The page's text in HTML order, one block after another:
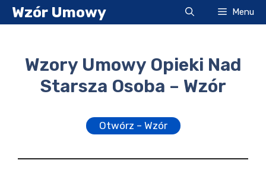
Przejdź
do
Wzór Umowy Menu
Wzory Umowy Opieki Nad
Starsza Osoba – Wzór
Otwórz – Wzór